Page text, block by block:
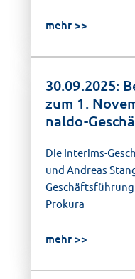
mehr
30.09.2025:
zum 1.
naldo-
Die Interims-
und Andreas
Prokura
mehr